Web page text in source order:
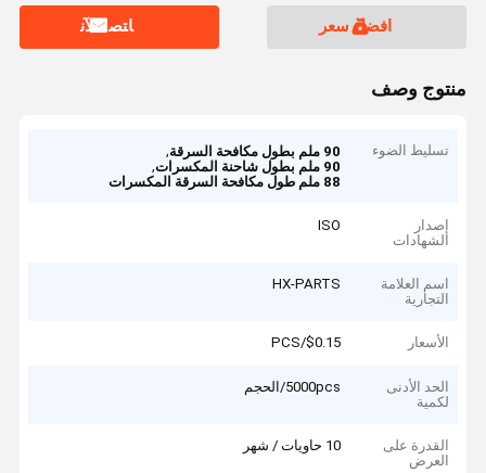
افضل سعر ﺎﺘﺼﻟ ﺍﻶﻧ
منتوج وصف
تسليط الضوء 90 ملم بطول مكافحة السرقة
,
90 ملم بطول شاحنة المكسرات
,
88 ملم طول مكافحة السرقة المكسرات
إصدار
الشهادات
ISO
اسم العلامة
التجارية
HX-PARTS
الأسعار $0.15/PCS
الحد الأدنى
لكمية
5000pcs/الحجم
القدرة على
العرض
10 حاويات / شهر